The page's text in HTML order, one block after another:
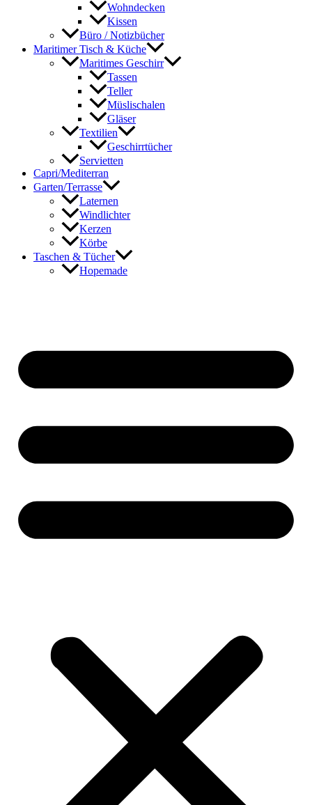
Wohndecken
Kissen
Büro / Notizbücher
Maritimer Tisch & Küche
Maritimes Geschirr
Tassen
Teller
Müslischalen
Gläser
Textilien
Geschirrtücher
Servietten
Capri/Mediterran
Garten/Terrasse
Laternen
Windlichter
Kerzen
Körbe
Taschen & Tücher
Hopemade